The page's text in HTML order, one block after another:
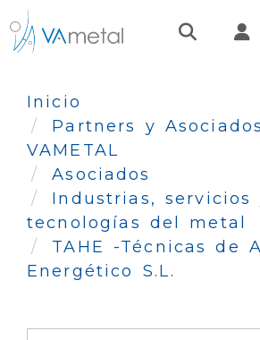
Inicio
Partners y
VAMETAL
Asociados
Industrias, servicios
tecnologías del metal
TAHE -Técnicas de
Energético S.L.